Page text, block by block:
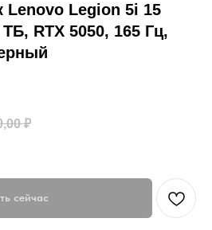
Lenovo Legion 5i 15
RTX 5050, 165 Гц,
₽
сейчас